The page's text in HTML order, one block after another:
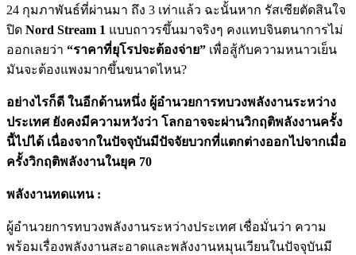
24 กุมภาพันธ์ที่ผ่านมา ถึง 3 เท่าแล้ว ฉะนั้นหาก รัสเซียตัดสินใจ
ปิด Nord Stream 1 แบบถาวรขึ้นมาจริงๆ คงแทบจินตนาการไม่
ออกเลยว่า “ราคาที่ยุโรปจะต้องจ่าย” เพื่อสู้กับความหนาวเย็น
มันจะต้องแพงมากขึ้นขนาดไหน?
อย่างไรก็ดี ในอีกด้านหนึ่ง ผู้อำนวยการทบวงพลังงานระหว่าง
ประเทศ ยังคงมีความหวังว่า โลกอาจจะผ่านวิกฤติพลังงานครั้ง
นี้ไปได้ เนื่องจากในปัจจุบันมีปัจจัยบวกที่แตกต่างออกไปจากเมื่อ
ครั้งวิกฤติพลังงานในยุค 70
พลังงานทดแทน :
ผู้อำนวยการทบวงพลังงานระหว่างประเทศ เชื่อมั่นว่า ความ
พร้อมเรื่องพลังงานสะอาดและพลังงานหมุนเวียนในปัจจุบันมี